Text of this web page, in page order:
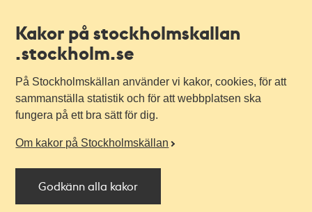
Kakor på stockholmskallan
.stockholm.se
På Stockholmskällan använder vi kakor, cookies, för att
sammanställa statistik och för att webbplatsen ska
fungera på ett bra sätt för dig.
Om kakor på Stockholmskällan
Godkänn alla kakor